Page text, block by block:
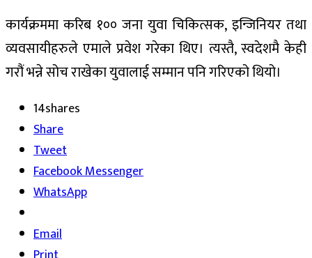
कार्यक्रममा करिब १०० जना युवा चिकित्सक, इन्जिनियर तथा
व्यवसायीहरुले एमाले प्रवेश गरेका थिए। त्यस्तै, स्वदेशमै केही
गरौं भन्ने सोच राखेका युवालाई सम्मान पनि गरिएको थियो।
14shares
Share
Tweet
Facebook Messenger
WhatsApp
Email